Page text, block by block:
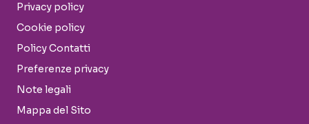
Privacy policy
Cookie policy
Policy Contatti
Preferenze privacy
Note legali
Mappa del Sito